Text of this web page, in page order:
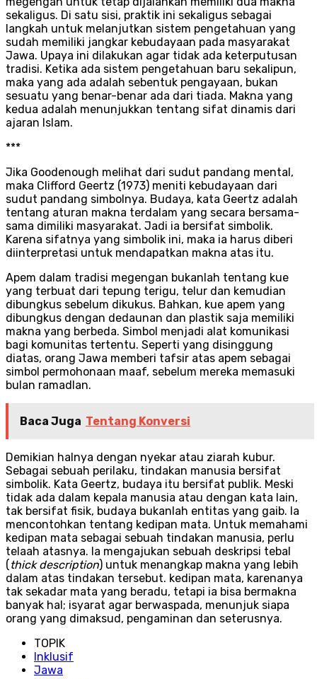
sekaligus. Di satu sisi, praktik ini sekaligus sebagai
langkah untuk melanjutkan sistem pengetahuan yang
sudah memiliki jangkar kebudayaan pada masyarakat
Jawa. Upaya ini dilakukan agar tidak ada keterputusan
tradisi. Ketika ada sistem pengetahuan baru sekalipun,
maka yang ada adalah sebentuk pengayaan, bukan
sesuatu yang benar-benar ada dari tiada. Makna yang
kedua adalah menunjukkan tentang sifat dinamis dari
ajaran Islam.
***
Jika Goodenough melihat dari sudut pandang mental,
maka Clifford Geertz (1973) meniti kebudayaan dari
sudut pandang simbolnya. Budaya, kata Geertz adalah
tentang aturan makna terdalam yang secara bersama-
sama dimiliki masyarakat. Jadi ia bersifat simbolik.
Karena sifatnya yang simbolik ini, maka ia harus diberi
diinterpretasi untuk mendapatkan makna atas itu.
Apem dalam tradisi megengan bukanlah tentang kue
yang terbuat dari tepung terigu, telur dan kemudian
dibungkus sebelum dikukus. Bahkan, kue apem yang
dibungkus dengan dedaunan dan plastik saja memiliki
makna yang berbeda. Simbol menjadi alat komunikasi
bagi komunitas tertentu. Seperti yang disinggung
diatas, orang Jawa memberi tafsir atas apem sebagai
simbol permohonaan maaf, sebelum mereka memasuki
bulan ramadlan.
Baca Juga Tentang Konversi
Demikian halnya dengan nyekar atau ziarah kubur.
Sebagai sebuah perilaku, tindakan manusia bersifat
simbolik. Kata Geertz, budaya itu bersifat publik. Meski
tidak ada dalam kepala manusia atau dengan kata lain,
tak bersifat fisik, budaya bukanlah entitas yang gaib. Ia
mencontohkan tentang kedipan mata. Untuk memahami
kedipan mata sebagai sebuah tindakan manusia, perlu
telaah atasnya. Ia mengajukan sebuah deskripsi tebal
(thick description) untuk menangkap makna yang lebih
dalam atas tindakan tersebut. kedipan mata, karenanya
tak sekadar mata yang beradu, tetapi ia bisa bermakna
banyak hal; isyarat agar berwaspada, menunjuk siapa
orang yang dimaksud, pengaminan dan seterusnya.
TOPIK
Inklusif
Jawa